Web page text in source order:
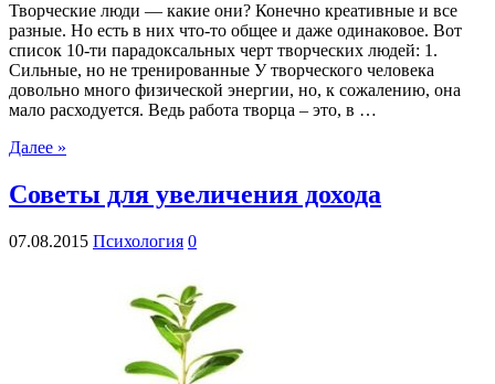
Творческие люди — какие они? Конечно креативные и все
разные. Но есть в них что-то общее и даже одинаковое. Вот
список 10-ти парадоксальных черт творческих людей: 1.
Сильные, но не тренированные У творческого человека
довольно много физической энергии, но, к сожалению, она
мало расходуется. Ведь работа творца – это, в …
Далее »
Советы для увеличения дохода
07.08.2015 Психология 0